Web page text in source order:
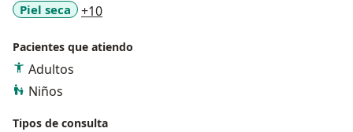
Piel seca
+10a11y_sr_more_diseases
Pacientes que atiendo
Adultos
Niños
Tipos de consulta